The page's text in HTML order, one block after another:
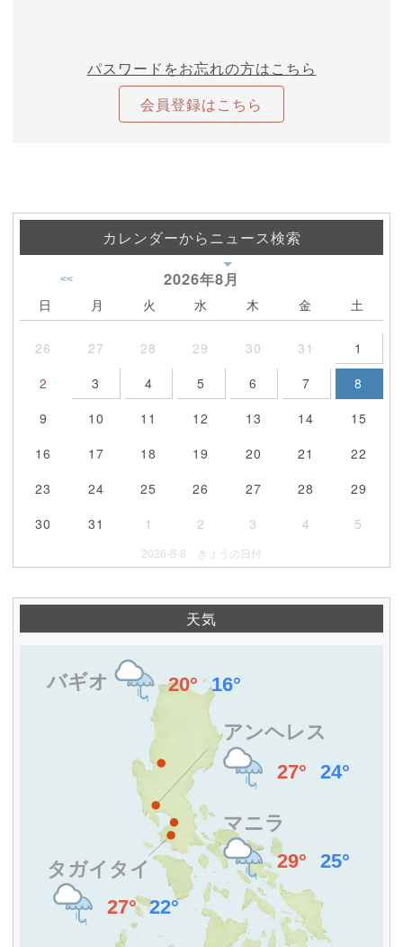
パスワードをお忘れの方はこちら
会員登録はこちら
カレンダーからニュース検索
2026年8月
<<
日 月 火 水 木 金 土
26 27 28 29 30 31
1
2
3 4 5 6 7
8
9
10 11 12 13 14
15
16
17 18 19 20 21
22
23
24 25 26 27 28
29
30
31 1 2 3 4 5
2026-8-8 きょうの日付
天気